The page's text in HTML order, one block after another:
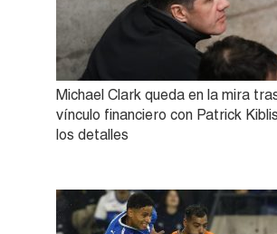
Michael Clark queda en la mira
vínculo financiero con Patrick
los detalles